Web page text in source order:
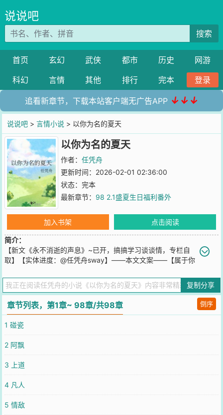
说说吧
搜索
首页 玄幻 武侠 都市 历史
网游
科幻
言情 其他 排行 完本 登录
追看新章节，下载本站客户端无广告APP ↓↓↓
说说吧 >言情小说 > 以你为名的夏天
以你为名的夏天
作者： 任凭舟
更新时间：2026-02-01 02:36:00
状态：完本
最新章节： 98 2.1盛夏生日福利番外
加入书架 点击阅读
简介：
【新文《永不消逝的声息》~已开，搞搞学习谈谈情，专栏自
取】【实体进度：@任凭舟sway】——本文文案——【属于你
吹醒，她做了18年来最勇敢的事——她偷吻了张澍。蜻蜓点水，小心
翼翼。可是，有人看到，那晚，是男孩先偷吻了女孩。克制隐忍，小
心翼翼。[人的一生只会经历一个夏天，其余的都只是和它做比
较。]****来自网络热评——《永不消逝的声息》文案——【搞搞学习
谈谈情】高二那年，袁知乙给赞助她上学、治病的企业家写了封感谢
信，没想到被企业家的儿子截获。祁聿看都不看一眼，把信扔进花圃
骂：弱智。她没想到他这纨绔公子哥能考上东州大学。他没想到她这
听障少女能考上东州大学。【听觉信息处理国家重点实验室】招聘学
生助理，两人狭路相逢。祁聿：“又来送情书？”袁知乙掏出实验室聘
任书，平淡开口：“白日做梦。”-东州大学智新社曾上传一段声场语
料，因涵盖的测听信息齐全被纳入语料库，所有开展听觉产品测试的
企业、实验室都将使用这段语料。有一天，一位测试人员经过反复调
试，从中听到了自家老板祁聿的声音。内容却与竞品公司的老板有关
复制分享
章节列表，第1章~ 98章/共98章 倒序
1 碰瓷
2 阿飘
3 上道
4 凡人
5 情敌